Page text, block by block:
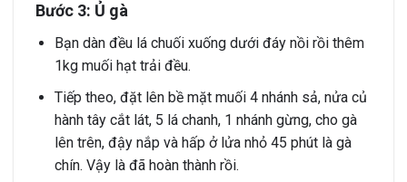
Bước 3: Ủ gà
Bạn dàn đều lá chuối xuống dưới đáy nồi rồi thêm
1kg muối hạt trải đều.
Tiếp theo, đặt lên bề mặt muối 4 nhánh sả, nửa củ
hành tây cắt lát, 5 lá chanh, 1 nhánh gừng, cho gà
lên trên, đậy nắp và hấp ở lửa nhỏ 45 phút là gà
chín. Vậy là đã hoàn thành rồi.